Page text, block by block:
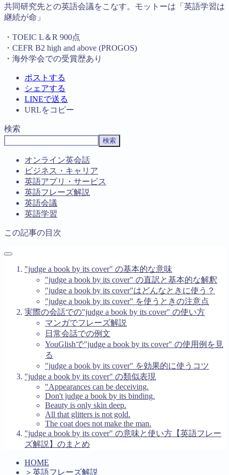
共同研究先との英語会議をこなす。モットーは「英語学習は
継続が命」
・TOEIC L＆R 900点
・CEFR B2 high and above (PROGOS)
・海外学会での受賞歴あり
ポストする
シェアする
LINEで送る
URLをコピー
検索
検索
オンライン英会話
ビジネス・キャリア
英語アプリ・サービス
英語フレーズ解説
英語会議
英語学習
この記事の目次
"judge a book by its cover" の基本的な意味
"judge a book by its cover" の直訳と基本的な解釈
"judge a book by its cover"はどんなときに使う？
"judge a book by its cover" を使うときの注意点
実際の会話での"judge a book by its cover" の使い方
マンガでフレーズ解説
日常会話での例文
YouGlishで"judge a book by its cover" の使用例を見
る
"judge a book by its cover" を効果的に使うコツ
"judge a book by its cover" の類似表現
"Appearances can be deceiving.
Don't judge a book by its binding.
Beauty is only skin deep.
All that glitters is not gold.
The coat does not make the man.
"judge a book by its cover" の意味と使い方【英語フレー
ズ解説】のまとめ
HOME
＞ 英語フレーズ解説